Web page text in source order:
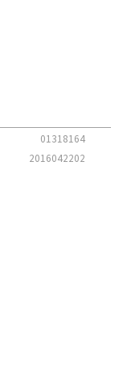
01318164
2016042202